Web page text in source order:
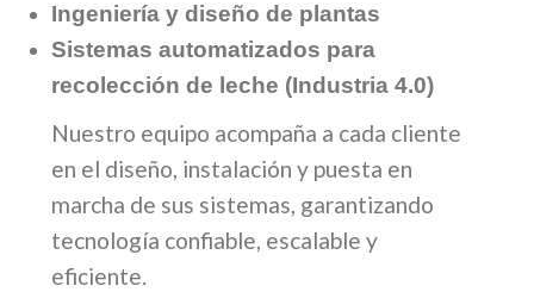
Ingeniería y diseño de plantas
Sistemas automatizados para
recolección de leche (Industria 4.0)
Nuestro equipo acompaña a cada cliente
en el diseño, instalación y puesta en
marcha de sus sistemas, garantizando
tecnología confiable, escalable y
eficiente.